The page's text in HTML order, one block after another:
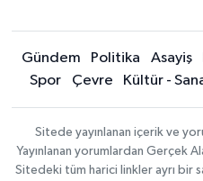
Gündem Politika Asayiş
Spor
Çevre Kültür -
Sitede yayınlanan içerik ve
Yayınlanan yorumlardan Gerçek
Sitedeki tüm harici linkler ayrı bir